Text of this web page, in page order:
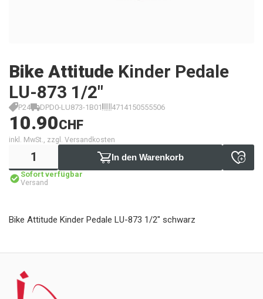
Bike Attitude Kinder Pedale
LU-873 1/2"
P24 DPD0-LU873-1B01 4714150555506
10.90CHF
inkl. MwSt., zzgl. Versandkosten
In den Warenkorb
Sofort verfügbar
Versand
Bike Attitude Kinder Pedale LU-873 1/2" schwarz